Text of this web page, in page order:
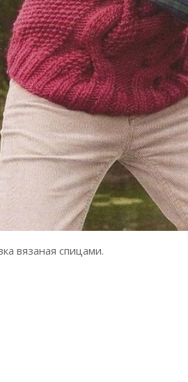
вязаная спицами.